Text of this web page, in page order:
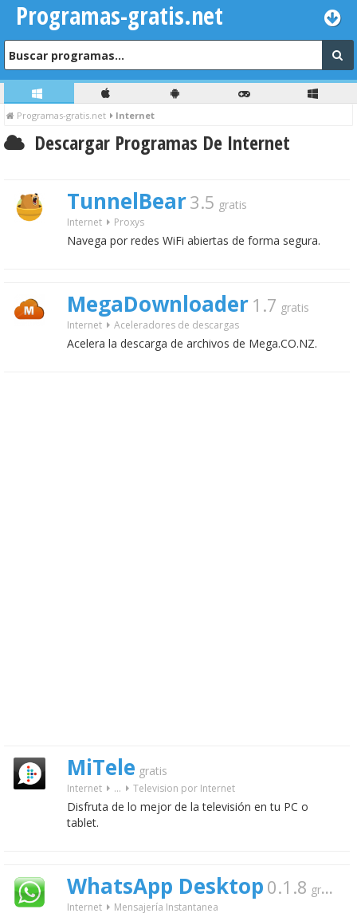
Programas-gratis.net
Programas-gratis.net Internet
Descargar Programas De Internet
TunnelBear3.5 gratis
Internet Proxys
Navega por redes WiFi abiertas de forma segura.
MegaDownloader 1.7 gratis
Internet Aceleradores de descargas
Acelera la descarga de archivos de Mega.CO.NZ.
MiTele gratis
Internet ... Television por Internet
Disfruta de lo mejor de la televisión en tu PC o
tablet.
WhatsApp Desktop 0.1.8 gratis
Internet Mensajería Instantanea